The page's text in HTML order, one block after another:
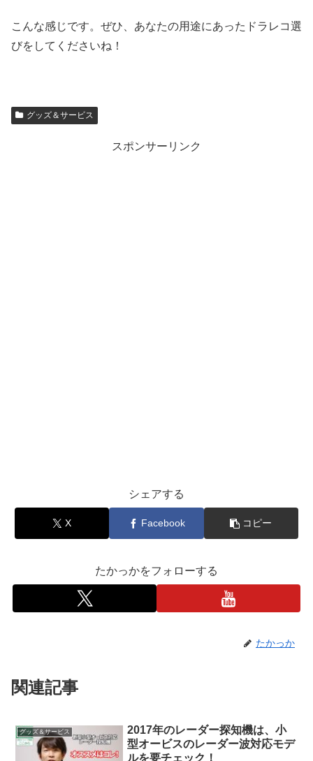
こんな感じです。ぜひ、あなたの用途にあったドラレコ選
びをしてくださいね！
グッズ＆サービス
スポンサーリンク
シェアする
X Facebook コピー
たかっかをフォローする
たかっか
関連記事
グッズ＆サービス
2017年のレーダー探知機は、小
型オービスのレーダー波対応モデ
ルを要チェック！